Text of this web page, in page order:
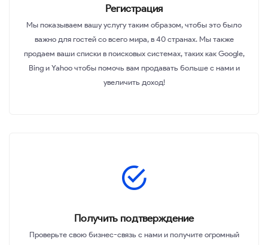
Регистрация
Мы показываем вашу услугу таким образом, чтобы это было
важно для гостей со всего мира, в 40 странах. Мы также
продаем ваши списки в поисковых системах, таких как Google,
Bing и Yahoo чтобы помочь вам продавать больше с нами и
увеличить доход!
Получить подтверждение
Проверьте свою бизнес-связь с нами и получите огромный